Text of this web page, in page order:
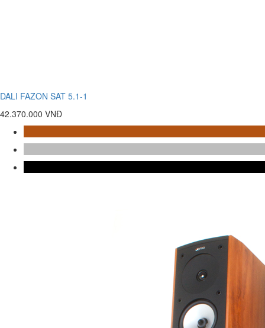
DALI FAZON SAT 5.1-1
42.370.000 VNĐ